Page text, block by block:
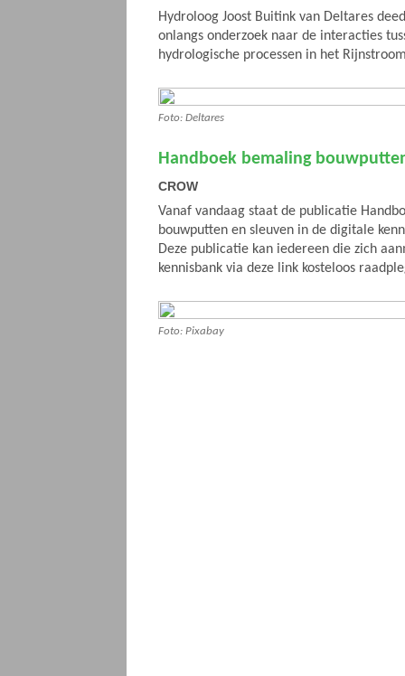
Hydroloog Joost Buitink van Deltares
onlangs onderzoek naar de interacties
hydrologische processen in het
Foto: Deltares
Handboek bemaling
CROW
Vanaf vandaag staat de publicatie
bouwputten en sleuven in de digitale
Deze publicatie kan iedereen die zich
kennisbank via deze link kosteloos
Foto: Pixabay